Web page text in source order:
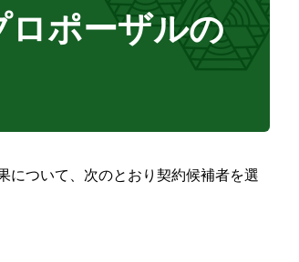
ロポーザルの
について、次のとおり契約候補者を選